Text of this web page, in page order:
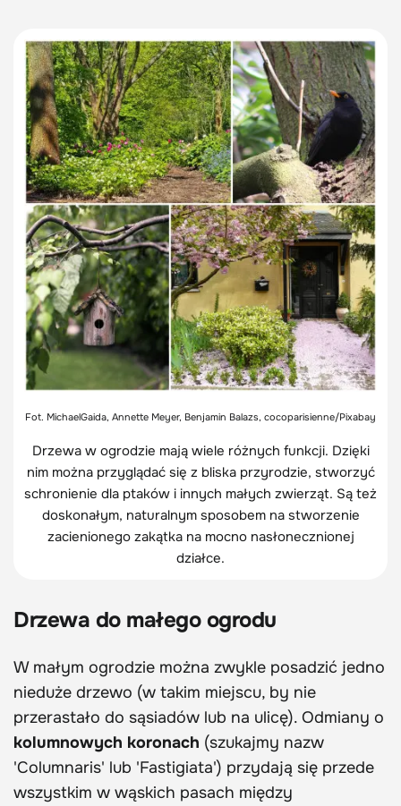
Fot. MichaelGaida, Annette Meyer, Benjamin Balazs, cocoparisienne/Pixabay
Drzewa w ogrodzie mają wiele różnych funkcji. Dzięki
nim można przyglądać się z bliska przyrodzie, stworzyć
schronienie dla ptaków i innych małych zwierząt. Są też
doskonałym, naturalnym sposobem na stworzenie
zacienionego zakątka na mocno nasłonecznionej
działce.
Drzewa do małego ogrodu
W małym ogrodzie można zwykle posadzić jedno
nieduże drzewo (w takim miejscu, by nie
przerastało do sąsiadów lub na ulicę). Odmiany o
kolumnowych koronach (szukajmy nazw
'Columnaris' lub 'Fastigiata') przydają się przede
wszystkim w wąskich pasach między